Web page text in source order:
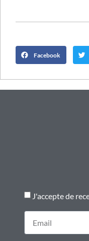
Facebook
J'accepte de